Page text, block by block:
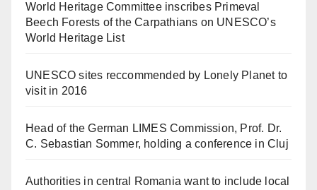
World Heritage Committee inscribes Primeval
Beech Forests of the Carpathians on UNESCO’s
World Heritage List
UNESCO sites reccommended by Lonely Planet to
visit in 2016
Head of the German LIMES Commission, Prof. Dr.
C. Sebastian Sommer, holding a conference in Cluj
Authorities in central Romania want to include local